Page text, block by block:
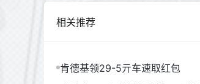
相关推荐
肯德基领29-5亓车速取红包